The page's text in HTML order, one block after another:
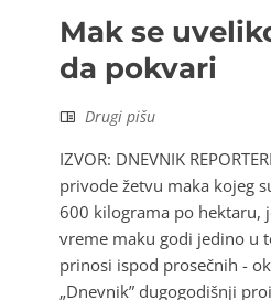
Mak se
da pokvari
Drugi pišu
IZVOR: DNEVNIK
privode žetvu maka kojeg
600 kilograma po hektaru,
vreme maku godi jedino u
prinosi ispod prosečnih -
„Dnevnik” dugogodišnji